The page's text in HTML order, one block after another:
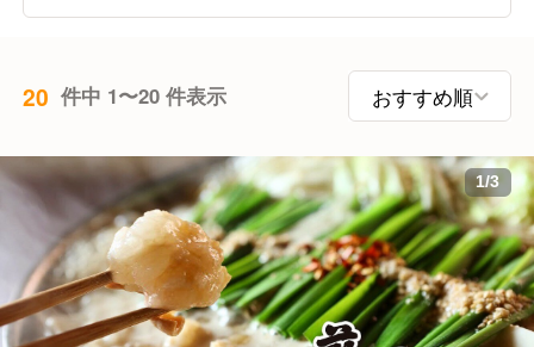
20 件中 1〜20 件表示
1/3